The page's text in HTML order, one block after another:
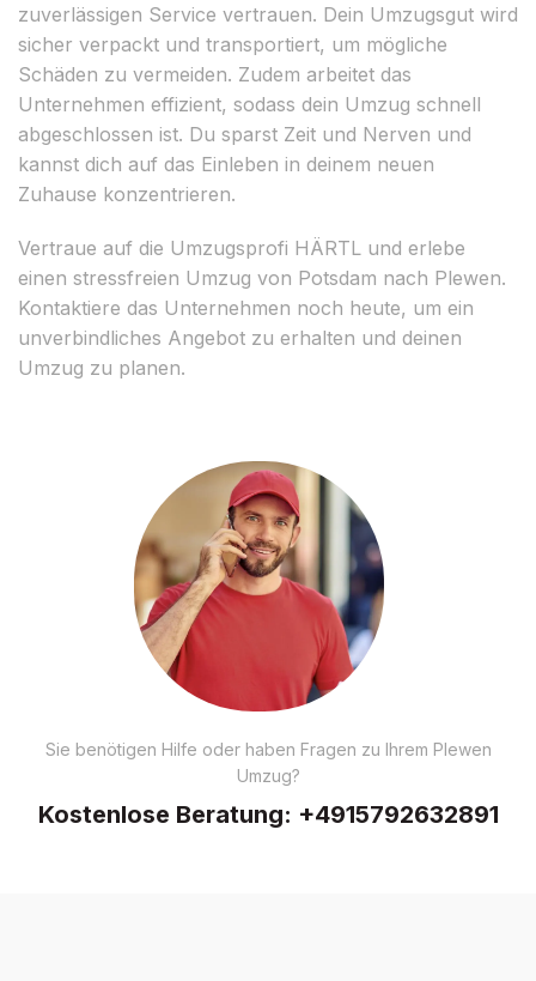
zuverlässigen Service vertrauen. Dein Umzugsgut wird
sicher verpackt und transportiert, um mögliche
Schäden zu vermeiden. Zudem arbeitet das
Unternehmen effizient, sodass dein Umzug schnell
abgeschlossen ist. Du sparst Zeit und Nerven und
kannst dich auf das Einleben in deinem neuen
Zuhause konzentrieren.
Vertraue auf die Umzugsprofi HÄRTL und erlebe
einen stressfreien Umzug von Potsdam nach Plewen.
Kontaktiere das Unternehmen noch heute, um ein
unverbindliches Angebot zu erhalten und deinen
Umzug zu planen.
Sie benötigen Hilfe oder haben Fragen zu Ihrem Plewen
Umzug?
Kostenlose Beratung: +4915792632891